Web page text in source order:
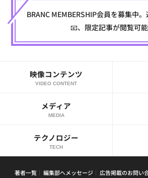
BRANC MEMBERSHIP会員を募集中
📧、限定記事が閲覧可
映像コンテンツ
VIDEO CONTENT
メディア
MEDIA
テクノロジー
TECH
著者一覧 編集部へメッセージ 広告掲載のお問い